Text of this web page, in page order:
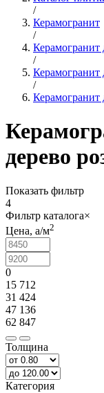
/
Керамогранит
/
Керамогранит
/
Керамогранит
/
Керамогранит
дерево
Показать фильтр
4
Фильтр каталога×
Цена, a/м2
0
15 712
31 424
47 136
62 847
Толщина
Категория